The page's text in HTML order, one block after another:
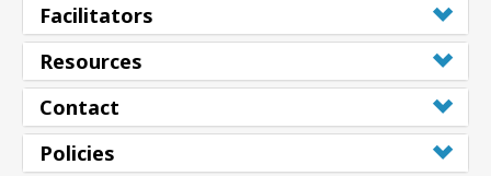
Facilitators
Resources
Contact
Policies